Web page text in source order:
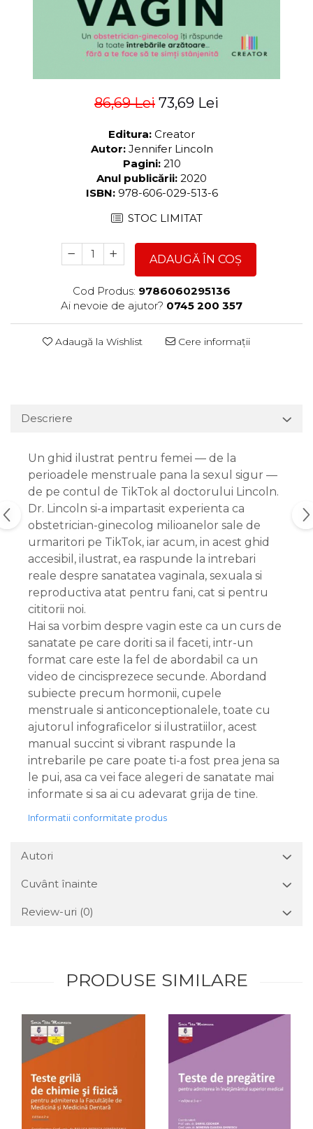
86,69 Lei 73,69 Lei
Editura: Creator
Autor: Jennifer Lincoln
Pagini: 210
Anul publicării: 2020
ISBN: 978-606-029-513-6
STOC LIMITAT
ADAUGĂ ÎN COȘ
Cod Produs: 9786060295136
Ai nevoie de ajutor? 0745 200 357
Adaugă la Wishlist Cere informații
Descriere
Un ghid ilustrat pentru femei — de la
perioadele menstruale pana la sexul sigur —
de pe contul de TikTok al doctorului Lincoln.
Dr. Lincoln si-a impartasit experienta ca
obstetrician-ginecolog milioanelor sale de
urmaritori pe TikTok, iar acum, in acest ghid
accesibil, ilustrat, ea raspunde la intrebari
reale despre sanatatea vaginala, sexuala si
reproductiva atat pentru fani, cat si pentru
cititorii noi.
Hai sa vorbim despre vagin este ca un curs de
sanatate pe care doriti sa il faceti, intr-un
format care este la fel de abordabil ca un
video de cincisprezece secunde. Abordand
subiecte precum hormonii, cupele
menstruale si anticonceptionalele, toate cu
ajutorul infograficelor si ilustratiilor, acest
manual succint si vibrant raspunde la
intrebarile pe care poate ti-a fost prea jena sa
le pui, asa ca vei face alegeri de sanatate mai
informate si sa ai cu adevarat grija de tine.
Informatii conformitate produs
Autori
Cuvânt înainte
Review-uri (0)
PRODUSE SIMILARE